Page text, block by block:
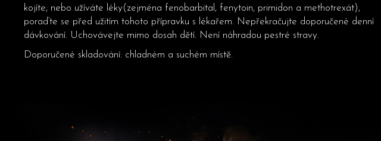
kojíte, nebo užíváte léky(zejména fenobarbital, fenytoin, primidon a methotrexát),
poraďte se před užitím tohoto přípravku s lékařem. Nepřekračujte doporučené denní
dávkování. Uchovávejte mimo dosah dětí. Není náhradou pestré stravy.
Doporučené skladování: chladném a suchém místě.